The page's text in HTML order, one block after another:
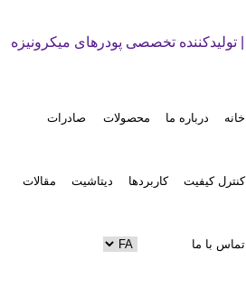
خانه درباره ما محصولات صادرات
کنترل کیفیت کاربردها دیتاشیت مقالات
تماس با ما